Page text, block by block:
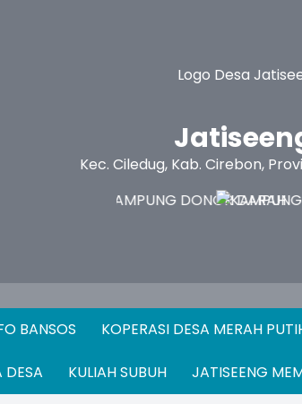
Kec. Ciledug, Kab. Cirebon,
BANSOS KOPERASI DESA MERAH
KULIAH SUBUH JATISEENG